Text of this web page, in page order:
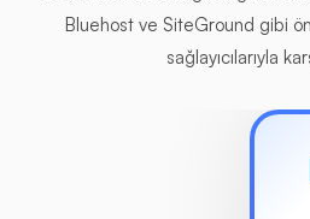
Bluehost ve SiteGround gibi
sağlayıcılarıyla